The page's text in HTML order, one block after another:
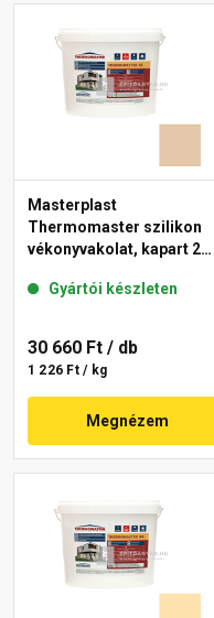
Masterplast
Thermomaster szilikon
vékonyvakolat, kapart 2
Gyártói készleten
30 660 Ft / db
1 226 Ft / kg
Megnézem